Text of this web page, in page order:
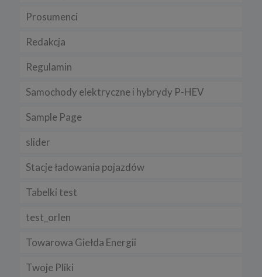
Prosumenci
Redakcja
Regulamin
Samochody elektryczne i hybrydy P-HEV
Sample Page
slider
Stacje ładowania pojazdów
Tabelki test
test_orlen
Towarowa Giełda Energii
Twoje Pliki